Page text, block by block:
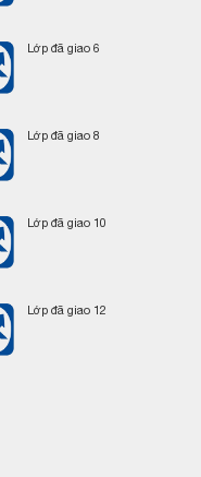
Lớp đã giao 6
Lớp đã giao 8
Lớp đã giao 10
Lớp đã giao 12